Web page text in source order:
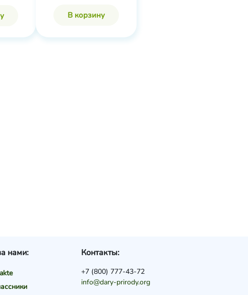
В корзину
нами: Контакты:
+7 (800) 777-43-72
info@dary-prirody.org